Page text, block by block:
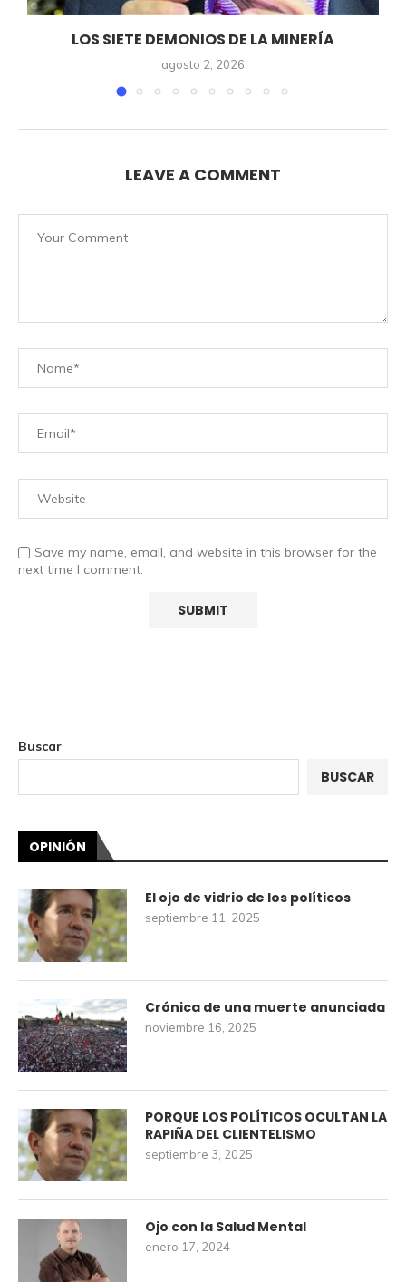
LOS SIETE DEMONIOS DE LA MINERÍA
agosto 2, 2026
LEAVE A COMMENT
Save my name, email, and website in this browser for the
next time I comment.
Buscar
BUSCAR
OPINIÓN
El ojo de vidrio de los políticos
septiembre 11, 2025
Crónica de una muerte anunciada
noviembre 16, 2025
PORQUE LOS POLÍTICOS OCULTAN LA
RAPIÑA DEL CLIENTELISMO
septiembre 3, 2025
Ojo con la Salud Mental
enero 17, 2024